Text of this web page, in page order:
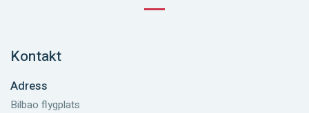
Kontakt
Adress
Bilbao flygplats